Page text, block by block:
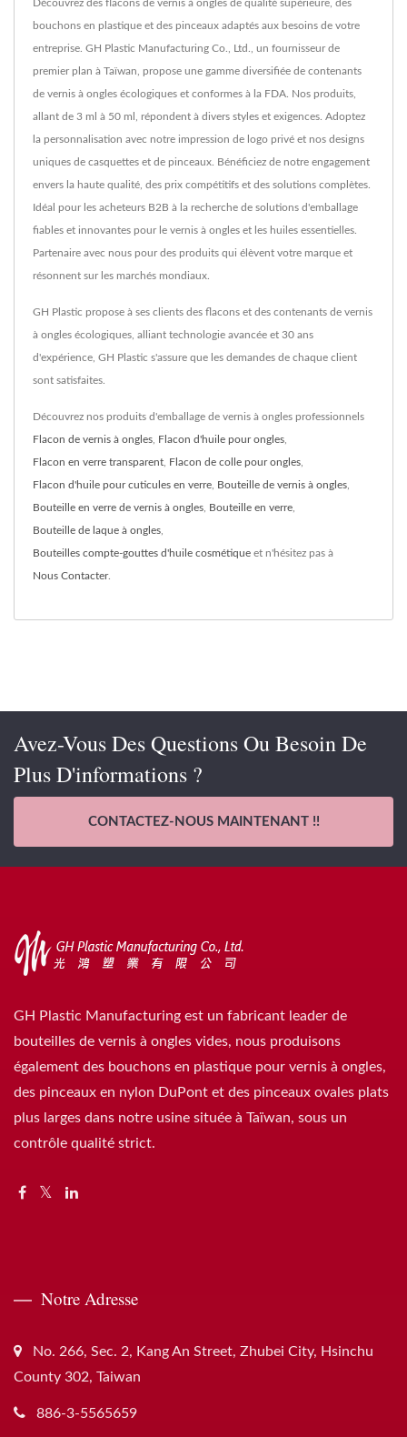
Découvrez des flacons de vernis à ongles de qualité supérieure, des
bouchons en plastique et des pinceaux adaptés aux besoins de votre
entreprise. GH Plastic Manufacturing Co., Ltd., un fournisseur de
premier plan à Taïwan, propose une gamme diversifiée de contenants
de vernis à ongles écologiques et conformes à la FDA. Nos produits,
allant de 3 ml à 50 ml, répondent à divers styles et exigences. Adoptez
la personnalisation avec notre impression de logo privé et nos designs
uniques de casquettes et de pinceaux. Bénéficiez de notre engagement
envers la haute qualité, des prix compétitifs et des solutions complètes.
Idéal pour les acheteurs B2B à la recherche de solutions d'emballage
fiables et innovantes pour le vernis à ongles et les huiles essentielles.
Partenaire avec nous pour des produits qui élèvent votre marque et
résonnent sur les marchés mondiaux.
GH Plastic propose à ses clients des flacons et des contenants de vernis
à ongles écologiques, alliant technologie avancée et 30 ans
d'expérience, GH Plastic s'assure que les demandes de chaque client
sont satisfaites.
Découvrez nos produits d'emballage de vernis à ongles professionnels
Flacon de vernis à ongles Flacon d'huile pour ongles
Flacon en verre transparent Flacon de colle pour ongles
Flacon d'huile pour cuticules en verre Bouteille de vernis à ongles
Bouteille en verre de vernis à ongles Bouteille en verre
Bouteille de laque à ongles
Bouteilles compte-gouttes d'huile cosmétique et n'hésitez pas à
Nous Contacter.
Avez-Vous Des Questions Ou Besoin De
Plus D'informations ?
CONTACTEZ-NOUS MAINTENANT !!
GH Plastic Manufacturing est un fabricant leader de
bouteilles de vernis à ongles vides, nous produisons
également des bouchons en plastique pour vernis à ongles,
des pinceaux en nylon DuPont et des pinceaux ovales plats
plus larges dans notre usine située à Taïwan, sous un
contrôle qualité strict.
Notre Adresse
No. 266, Sec. 2, Kang An Street, Zhubei City, Hsinchu
County 302, Taiwan
886-3-5565659